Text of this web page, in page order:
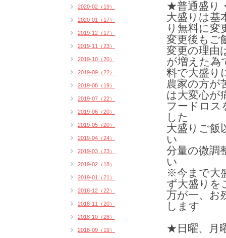
★普通盛り
大盛りは基
り無料に変
変更後もご
変更の理由
が増えた為
料で大盛り
農家の方が
は大変心が
フードロス
した
大盛りご飯
い
分量の微調
い
※今まで大
ず大盛りを
万が一、お
します
★日曜、月
2020-02（19）
2020-01（17）
2019-12（17）
2019-11（23）
2019-10（20）
2019-09（22）
2019-08（19）
2019-07（22）
2019-06（20）
2019-05（20）
2019-04（24）
2019-03（23）
2019-02（18）
2019-01（21）
2018-12（22）
2018-11（20）
2018-10（28）
2018-09（19）